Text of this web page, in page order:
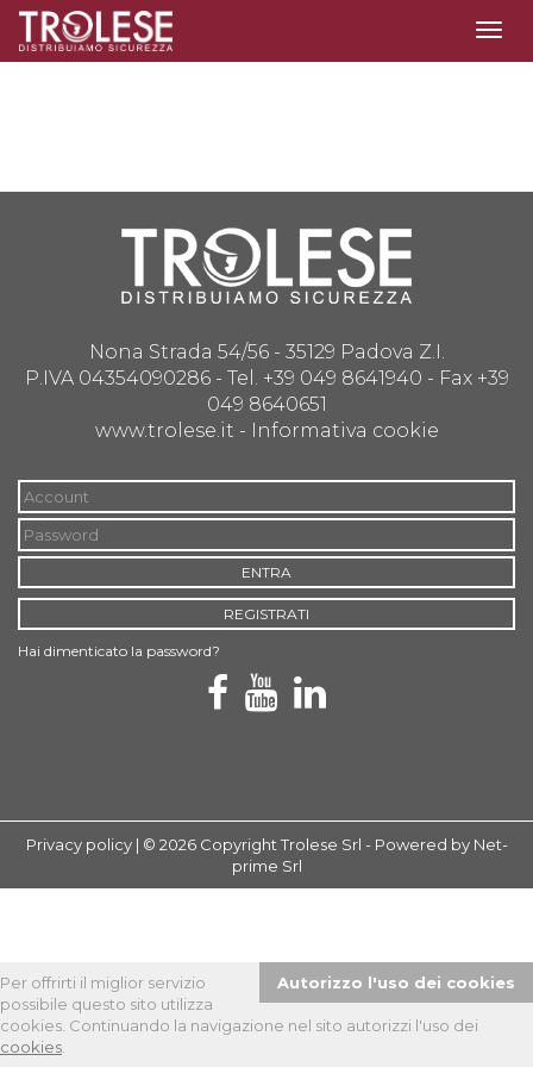
Autorizzo l'uso dei cookies
Per offrirti il miglior servizio
possibile questo sito utilizza
cookies. Continuando la navigazione nel sito autorizzi l'uso dei
cookies
Nona Strada 54/56 - 35129 Padova Z.I.
P.IVA 04354090286 - Tel. +39 049 8641940 - Fax +39
049 8640651
www.trolese.it - Informativa cookie
Hai dimenticato la password?
ENTRA
REGISTRATI
Privacy policy| © 2026 Copyright Trolese Srl - Powered by Net-
prime Srl